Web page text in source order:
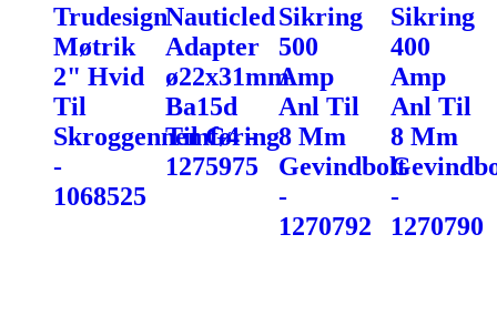
Trudesign
Møtrik
2" Hvid
Til
Skroggennemføring
-
1068525
Nauticled
Adapter
ø22x31mm
Ba15d
Til G4 -
1275975
Sikring
500
Amp
Anl Til
8 Mm
Gevindbolt
-
1270792
Sikring
400
Amp
Anl Til
8 Mm
-
1270790